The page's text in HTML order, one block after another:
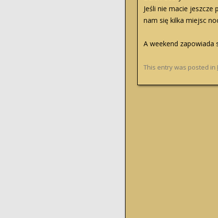
Jeśli nie macie
nam się kilka miejsc
A weekend zapowiada
This entry was posted in